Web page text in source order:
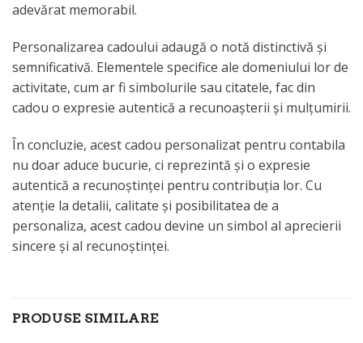
adevărat memorabil.
Personalizarea cadoului adaugă o notă distinctivă și
semnificativă. Elementele specifice ale domeniului lor de
activitate, cum ar fi simbolurile sau citatele, fac din
cadou o expresie autentică a recunoașterii și mulțumirii.
În concluzie, acest cadou personalizat pentru contabila
nu doar aduce bucurie, ci reprezintă și o expresie
autentică a recunoștinței pentru contribuția lor. Cu
atenție la detalii, calitate și posibilitatea de a
personaliza, acest cadou devine un simbol al aprecierii
sincere și al recunoștinței.
PRODUSE SIMILARE